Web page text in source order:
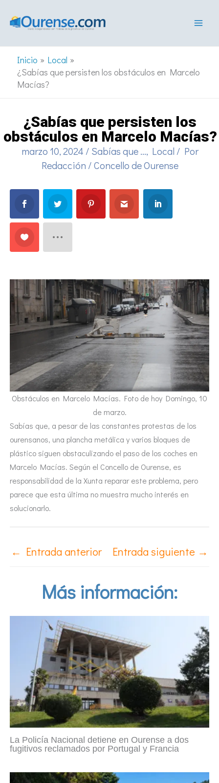
Inicio
Local
¿Sabías que persisten los obstáculos en Marcelo
Macías?
¿Sabías que persisten los
obstáculos en Marcelo Macías?
marzo 10, 2024 / Sabías que ..., Local / Por
Redacción /Concello de Ourense
Obstáculos en Marcelo Macías. Foto de hoy Domingo, 10
de marzo.
Sabías que, a pesar de las constantes protestas de los
ourensanos, una plancha metálica y varios bloques de
plástico siguen obstaculizando el paso de los coches en
Marcelo Macías. Según el Concello de Ourense, es
responsabilidad de la Xunta reparar este problema, pero
parece que esta última no muestra mucho interés en
solucionarlo.
← Entrada anterior Entrada siguiente →
Más información:
La Policía Nacional detiene en Ourense a dos
fugitivos reclamados por Portugal y Francia